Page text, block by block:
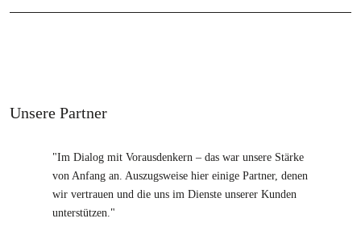
Unsere Partner
"Im Dialog mit Vorausdenkern – das war unsere Stärke
von Anfang an. Auszugsweise hier einige Partner, denen
wir vertrauen und die uns im Dienste unserer Kunden
unterstützen."